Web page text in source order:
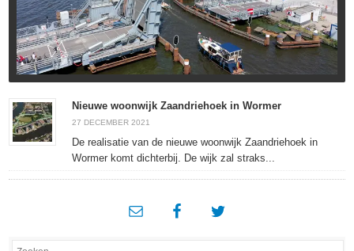
Nieuwe woonwijk Zaandriehoek in Wormer
27 DECEMBER 2021
De realisatie van de nieuwe woonwijk Zaandriehoek in
Wormer komt dichterbij. De wijk zal straks...